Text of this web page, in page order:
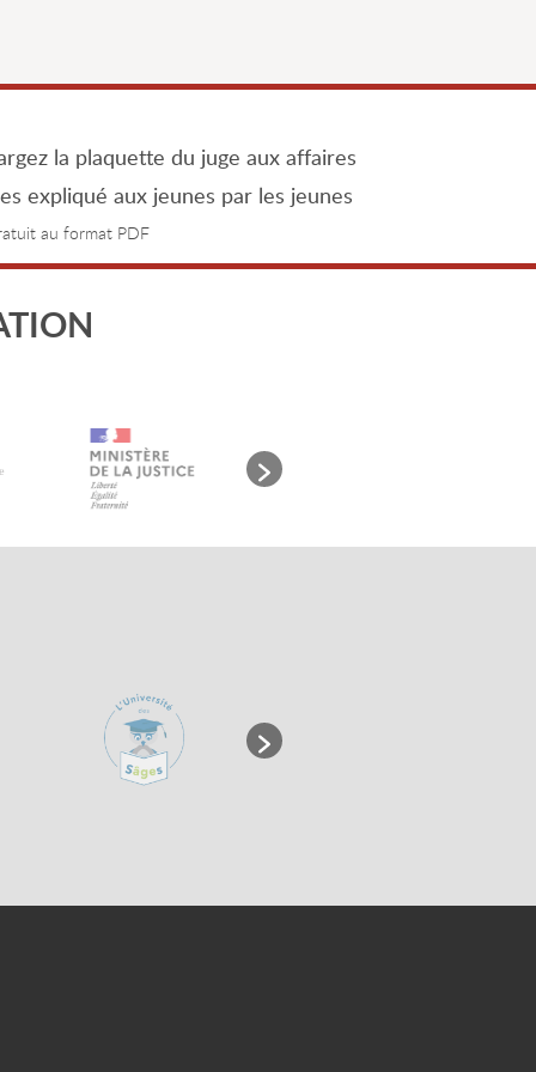
la plaquette du juge aux affaires
expliqué aux jeunes par les jeunes
au format PDF